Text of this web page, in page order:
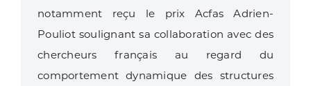
notamment reçu le prix Acfas Adrien-
Pouliot soulignant sa collaboration avec des
chercheurs français au regard du
comportement dynamique des structures